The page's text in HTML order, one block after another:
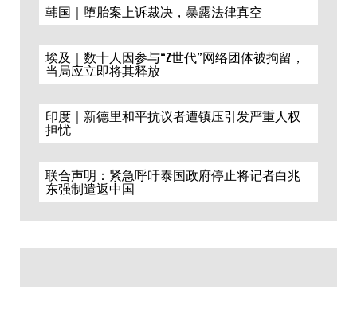
韩国｜堕胎案上诉裁决，暴露法律真空
埃及｜数十人因参与“Z世代”网络团体被拘留，
当局应立即将其释放
印度｜新德里和平抗议者遭镇压引发严重人权
担忧
联合声明：紧急呼吁泰国政府停止将记者白兆
东强制遣返中国